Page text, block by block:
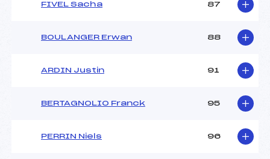
FIVEL Sacha 87
BOULANGER Erwan 88
ARDIN Justin 91
BERTAGNOLIO Franck 95
PERRIN Niels 96